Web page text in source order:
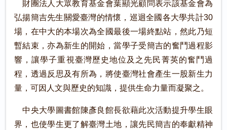
財團法人大眾教育基金會葉顯光顧問表示該基金會為
弘揚簡吉先生關愛臺灣的情懷，巡迴全國各大學共計30
場，在中大的本場次為全國最後一場終點站，然此乃短
暫結束，亦為新生的開始，當學子受簡吉的奮鬥過程影
響，讓學子重視臺灣歷史地位及之先民菁英的奮鬥過
程，透過反思及有所為，將使臺灣社會產生一股新生力
量，可因人文與歷史的知識，提供生命力量而凝聚之。
中央大學圖書館陳彥良館長欲藉此次活動提升學生眼
界，也使學生更了解臺灣土地，讓先民簡吉的奉獻精神